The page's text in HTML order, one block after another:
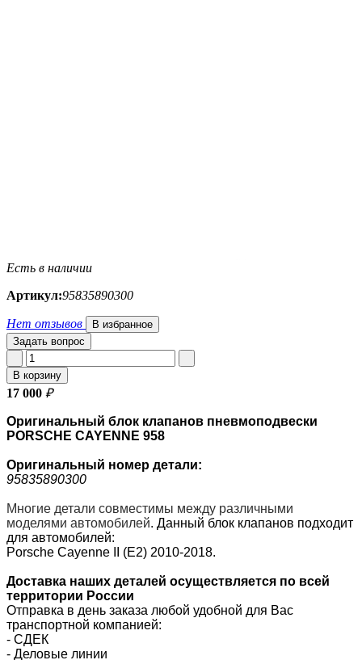
Есть в наличии
Артикул:95835890300
Нет отзывов
В избранное
Задать вопрос
В корзину
17 000 ₽
Оригинальный блок клапанов пневмоподвески
PORSCHE CAYENNE 958
Оригинальный номер детали:
95835890300
Многие детали совместимы между различными
моделями автомобилей. Данный блок клапанов подходит
для автомобилей:
Porsche Cayenne II (E2) 2010-2018.
Доставка наших деталей осуществляется по всей
территории России
Отправка в день заказа любой удобной для Вас
транспортной компанией:
- СДЕК
- Деловые линии